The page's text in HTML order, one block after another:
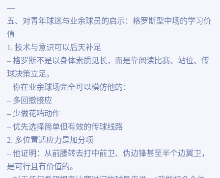
—
五、对青年球迷与业余球员的启示：格罗斯型中场的学习价
值
1. 技术与意识可以后天补足
– 格罗斯不是以身体素质见长，而是靠阅读比赛、站位、传
球决策立足。
– 你在业余球场完全可以模仿他的：
– 多回撤接应
– 少做花哨动作
– 优先选择简单但有效的传球线路
2. 多位置适应力是加分项
– 他证明：从前腰转去打中前卫、伪边锋甚至半个边翼卫，
是可行且有价值的。